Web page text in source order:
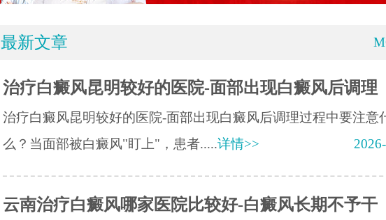
最新文章
治疗白癜风昆明较好的医院-面部出现白癜风后调理
治疗白癜风昆明较好的医院-面部出现白癜风后调理过程中要注意
么？当面部被白癜风"盯上"，患者.....详情>>
云南治疗白癜风哪家医院比较好-白癜风长期不予干